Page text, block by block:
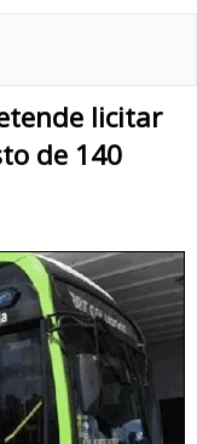
licitar
de 140